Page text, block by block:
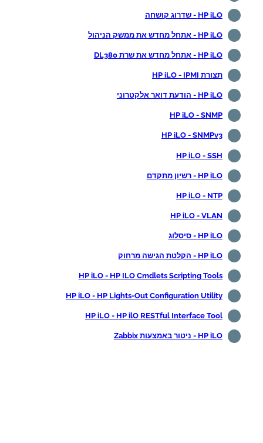
HP iLO - שדרוג קושחה
HP iLO - אתחל מחדש את ממשק הניהול
HP iLO - אתחל מחדש את שרת DL380
תצורת HP iLO - IPMI
HP iLO - הודעת דואר אלקטרוני
HP iLO - SNMP
HP iLO - SNMPv3
HP iLO - SSH
HP iLO - רשיון מתקדם
HP iLO - NTP
HP iLO - VLAN
HP iLO - סיסלוג
HP iLO - הקלטת הגישה מרחוק
HP iLO - HP ILO Cmdlets Scripting Tools
HP iLO - HP Lights-Out Configuration Utility
HP iLO - HP ilO RESTful Interface Tool
HP iLO - ניטור באמצעות Zabbix